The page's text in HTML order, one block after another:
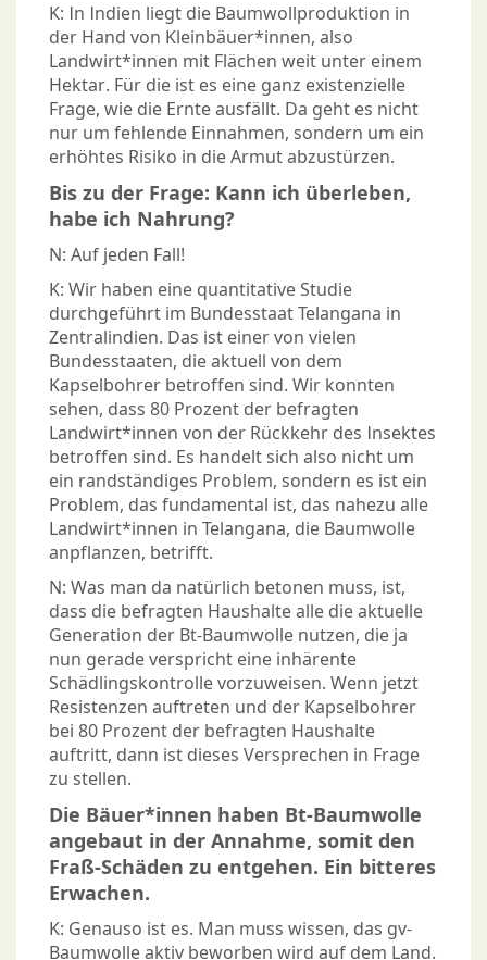
K: In Indien liegt die Baumwollproduktion in
der Hand von Kleinbäuer*innen, also
Landwirt*innen mit Flächen weit unter einem
Hektar. Für die ist es eine ganz existenzielle
Frage, wie die Ernte ausfällt. Da geht es nicht
nur um fehlende Einnahmen, sondern um ein
erhöhtes Risiko in die Armut abzustürzen.
Bis zu der Frage: Kann ich überleben,
habe ich Nahrung?
N: Auf jeden Fall!
K: Wir haben eine quantitative Studie
durchgeführt im Bundesstaat Telangana in
Zentralindien. Das ist einer von vielen
Bundesstaaten, die aktuell von dem
Kapselbohrer betroffen sind. Wir konnten
sehen, dass 80 Prozent der befragten
Landwirt*innen von der Rückkehr des Insektes
betroffen sind. Es handelt sich also nicht um
ein randständiges Problem, sondern es ist ein
Problem, das fundamental ist, das nahezu alle
Landwirt*innen in Telangana, die Baumwolle
anpflanzen, betrifft.
N: Was man da natürlich betonen muss, ist,
dass die befragten Haushalte alle die aktuelle
Generation der Bt-Baumwolle nutzen, die ja
nun gerade verspricht eine inhärente
Schädlingskontrolle vorzuweisen. Wenn jetzt
Resistenzen auftreten und der Kapselbohrer
bei 80 Prozent der befragten Haushalte
auftritt, dann ist dieses Versprechen in Frage
zu stellen.
Die Bäuer*innen haben Bt-Baumwolle
angebaut in der Annahme, somit den
Fraß-Schäden zu entgehen. Ein bitteres
Erwachen.
K: Genauso ist es. Man muss wissen, das gv-
Baumwolle aktiv beworben wird auf dem Land.